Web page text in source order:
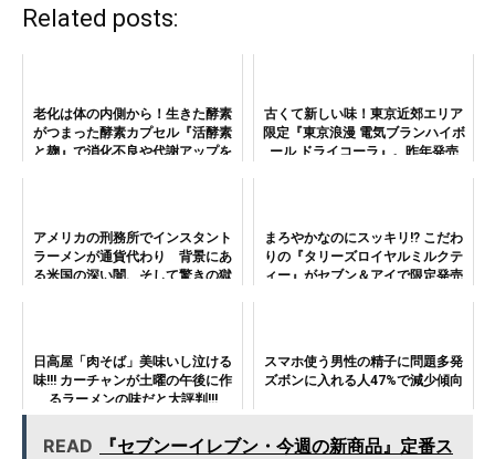
Related posts:
老化は体の内側から！生きた酵素
がつまった酵素カプセル『活酵素
と麹』で消化不良や代謝アップを
古くて新しい味！東京近郊エリア
限定『東京浪漫 電気ブランハイボ
ール ドライコーラ』。昨年発売
アメリカの刑務所でインスタント
ラーメンが通貨代わり 背景にあ
る米国の深い闇、そして驚きの獄
まろやかなのにスッキリ!? こだわ
りの『タリーズロイヤルミルクテ
ィー』がセブン＆アイで限定発売
日高屋「肉そば」美味いし泣ける
味!!! カーチャンが土曜の午後に作
るラーメンの味だと大評判!!!
スマホ使う男性の精子に問題多発
ズボンに入れる人47%で減少傾向
READ
『セブンーイレブン・今週の新商品』定番ス